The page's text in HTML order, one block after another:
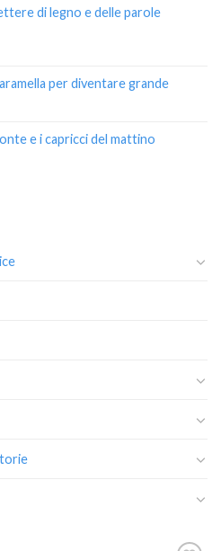
di legno e delle parole
per diventare grande
e i capricci del mattino